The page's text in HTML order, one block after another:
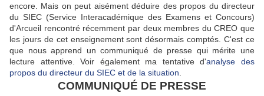
encore. Mais on peut aisément déduire des propos du directeur
du SIEC (Service Interacadémique des Examens et Concours)
d'Arcueil rencontré récemment par deux membres du CREO que
les jours de cet enseignement sont désormais comptés. C'est ce
que nous apprend un communiqué de presse qui mérite une
lecture attentive. Voir également ma tentative d'analyse des
propos du directeur du SIEC et de la situation
COMMUNIQUÉ DE PRESSE